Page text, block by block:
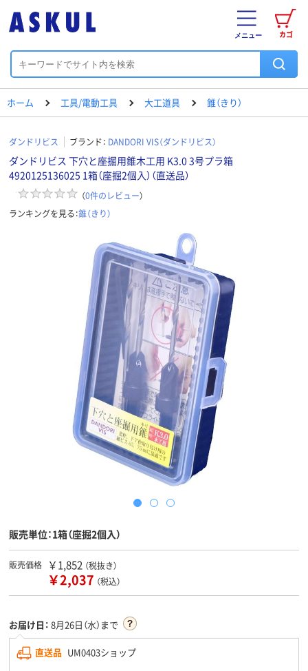
カゴ
メニュー
ホーム 工具/電動工具 大工道具 錐（きり）
ダンドリビス ブランド： DANDORI VIS（ダンドリビス）
ダンドリビス 下穴と座掘用錐木工用 K3.0 3号プラ箱
4920125136025 1箱（座掘2個入）（直送品）
（0件のレビュー）
ランキングを見る：錐（きり）
販売単位：1箱（座掘2個入）
販売価格 ￥1,852 （税抜き）
￥2,037 （税込）
お届け日： 8月26日（水）まで
直送品 UM0403ショップ